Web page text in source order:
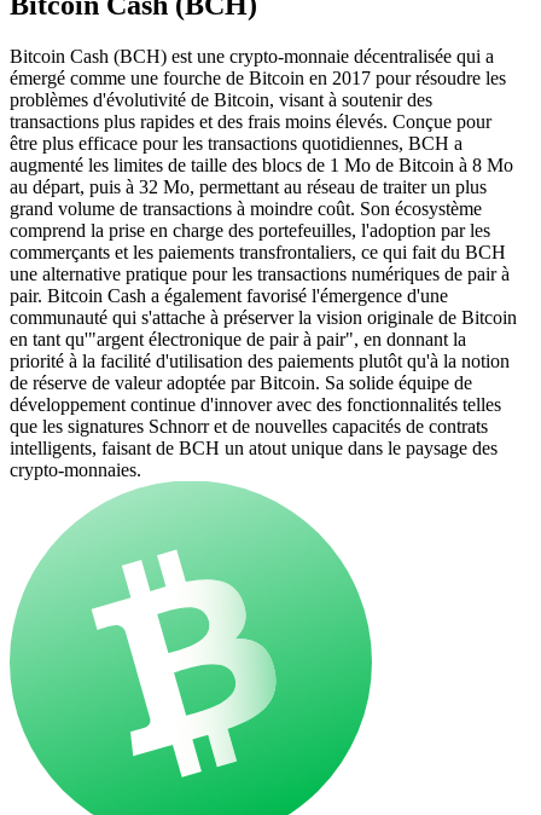
Bitcoin Cash (BCH) est une crypto-monnaie décentralisée qui a
émergé comme une fourche de Bitcoin en 2017 pour résoudre les
problèmes d'évolutivité de Bitcoin, visant à soutenir des
transactions plus rapides et des frais moins élevés. Conçue pour
être plus efficace pour les transactions quotidiennes, BCH a
augmenté les limites de taille des blocs de 1 Mo de Bitcoin à 8 Mo
au départ, puis à 32 Mo, permettant au réseau de traiter un plus
grand volume de transactions à moindre coût. Son écosystème
comprend la prise en charge des portefeuilles, l'adoption par les
commerçants et les paiements transfrontaliers, ce qui fait du BCH
une alternative pratique pour les transactions numériques de pair à
pair. Bitcoin Cash a également favorisé l'émergence d'une
communauté qui s'attache à préserver la vision originale de Bitcoin
en tant qu'"argent électronique de pair à pair", en donnant la
priorité à la facilité d'utilisation des paiements plutôt qu'à la notion
de réserve de valeur adoptée par Bitcoin. Sa solide équipe de
développement continue d'innover avec des fonctionnalités telles
que les signatures Schnorr et de nouvelles capacités de contrats
intelligents, faisant de BCH un atout unique dans le paysage des
crypto-monnaies.